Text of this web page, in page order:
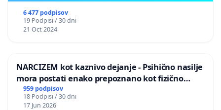
6 477 podpisov
19 Podpisi / 30 dni
21 Oct 2024
NARCIZEM kot kaznivo dejanje - Psihično nasilje
mora postati enako prepoznano kot fizično
nasilje
959 podpisov
18 Podpisi / 30 dni
17 Jun 2026